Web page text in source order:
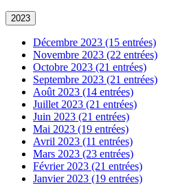
2023
Décembre 2023 (15 entrées)
Novembre 2023 (22 entrées)
Octobre 2023 (21 entrées)
Septembre 2023 (21 entrées)
Août 2023 (14 entrées)
Juillet 2023 (21 entrées)
Juin 2023 (21 entrées)
Mai 2023 (19 entrées)
Avril 2023 (11 entrées)
Mars 2023 (23 entrées)
Février 2023 (21 entrées)
Janvier 2023 (19 entrées)